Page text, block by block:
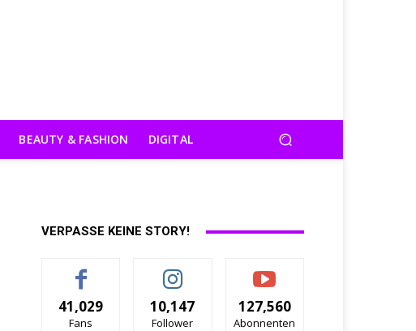
BEAUTY & FASHION DIGITAL
VERPASSE KEINE STORY!
41,029
Fans
10,147
Follower
127,560
Abonnenten